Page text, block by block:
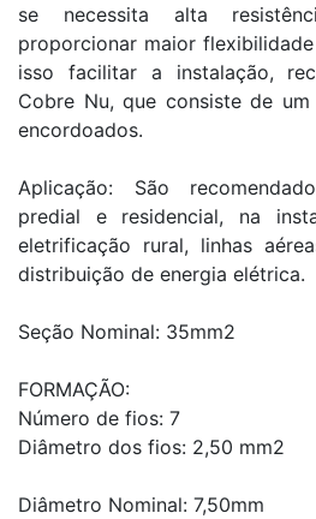
se necessita alta
proporcionar maior
isso facilitar a instalação,
Cobre Nu, que consiste de
encordoados.
Aplicação: São
predial e residencial, na
eletrificação rural, linhas
distribuição de energia elétrica.
Seção Nominal: 35mm2
FORMAÇÃO:
Número de fios: 7
Diâmetro dos fios: 2,50 mm2
Diâmetro Nominal: 7,50mm